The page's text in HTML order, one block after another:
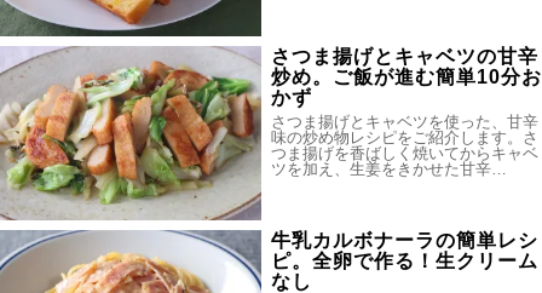
さつま揚げとキャベツの甘辛
炒め。ご飯が進む簡単10分お
かず
さつま揚げとキャベツを使った、甘辛
味の炒め物レシピをご紹介します。さ
つま揚げを香ばしく焼いてからキャベ
ツを加え、生姜をきかせた甘辛…
牛乳カルボナーラの簡単レシ
ピ。全卵で作る！生クリーム
なし